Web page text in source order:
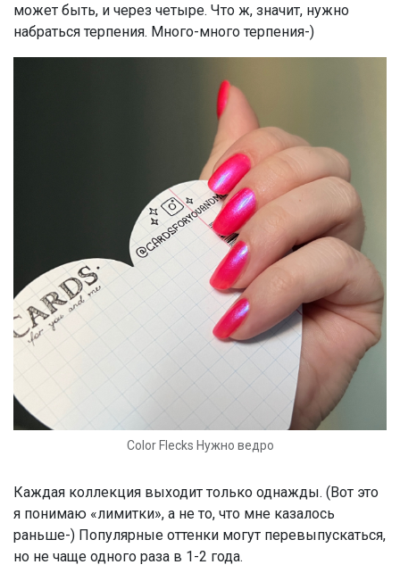
может быть, и через четыре. Что ж, значит, нужно
набраться терпения. Много-много терпения-)
Color Flecks Нужно ведро
Каждая коллекция выходит только однажды. (Вот это
я понимаю «лимитки», а не то, что мне казалось
раньше-) Популярные оттенки могут перевыпускаться,
но не чаще одного раза в 1-2 года.